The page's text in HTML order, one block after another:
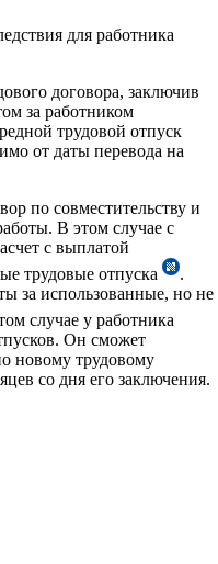
для работника
договора, заключив
за работником
трудовой отпуск
от даты перевода на
по совместительству и
В этом случае с
с выплатой
трудовые отпуска
.
за использованные, но не
случае у работника
Он сможет
новому трудовому
со дня его заключения.